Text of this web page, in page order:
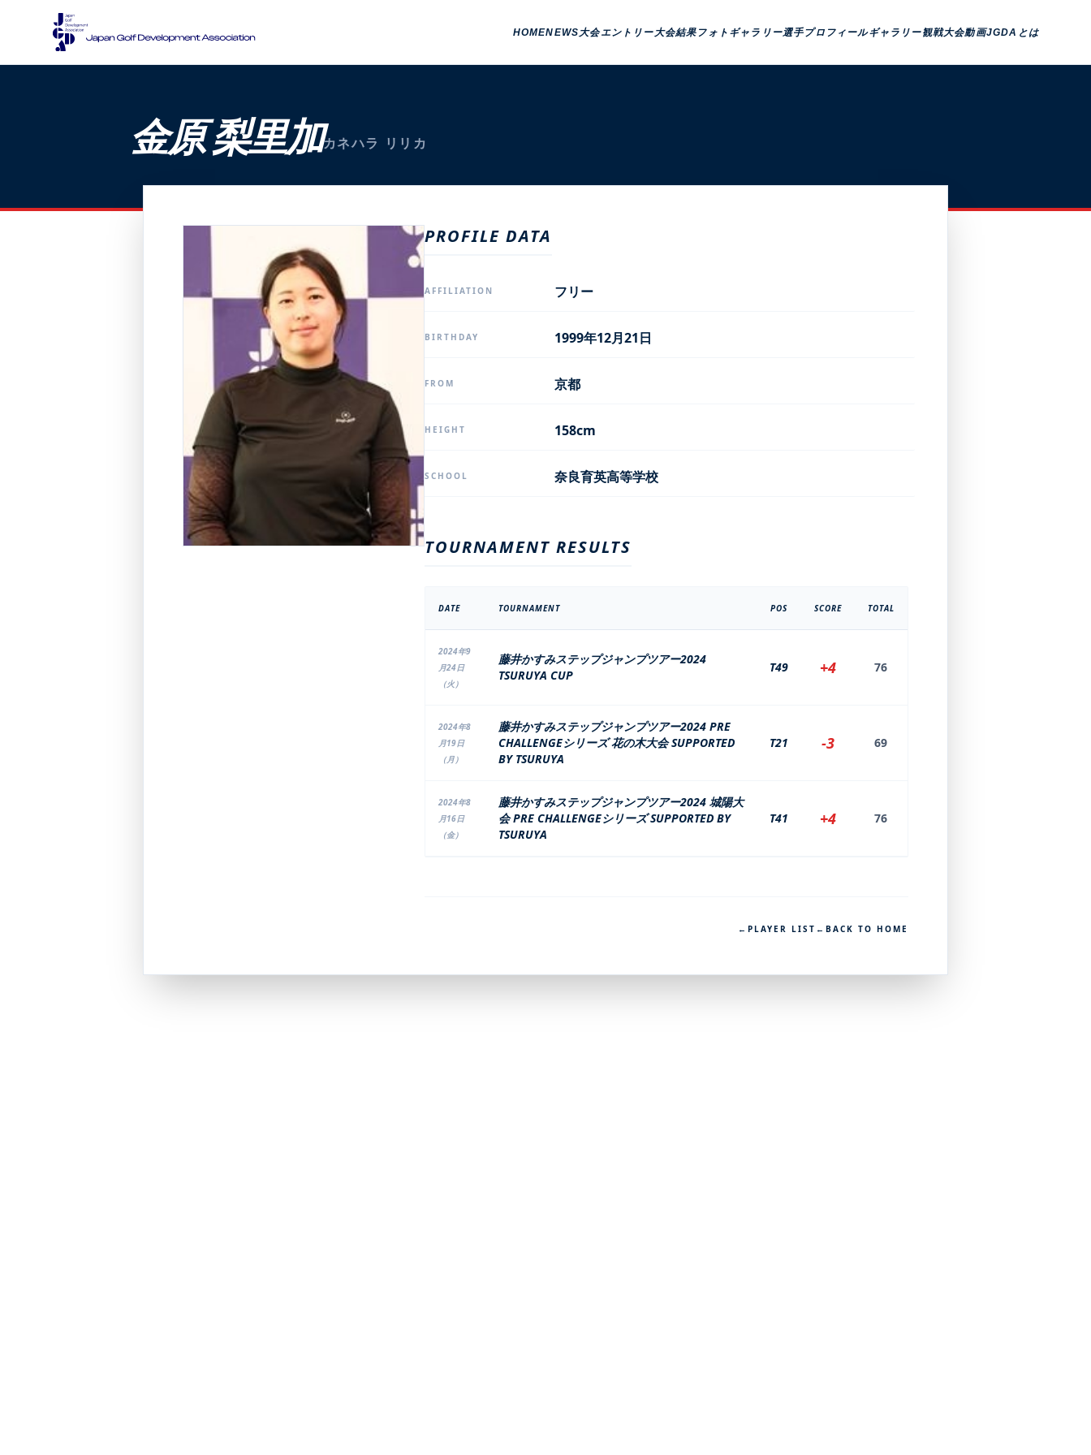
HOMENEWS 大会エントリー 大会結果 フォトギャラリー選手プロフィールギャラリー観戦大会動画JGDAとは
金原 梨里加カネハラ リリカ
PROFILE DATA
AFFILIATION フリー
BIRTHDAY 1999年12月21日
FROM 京都
HEIGHT 158cm
SCHOOL 奈良育英高等学校
TOURNAMENT RESULTS
DATE TOURNAMENT POS SCORE TOTAL
2024年9
月24日
（火）
藤井かすみステップジャンプツアー2024
TSURUYA CUP
T49 +4 76
2024年8
月19日
（月）
藤井かすみステップジャンプツアー2024 PRE
CHALLENGEシリーズ 花の木大会 SUPPORTED
BY TSURUYA
T21 -3 69
2024年8
月16日
（金）
藤井かすみステップジャンプツアー2024 城陽大
会 PRE CHALLENGEシリーズ SUPPORTED BY
TSURUYA
T41 +4 76
← PLAYER LIST ← BACK TO HOME